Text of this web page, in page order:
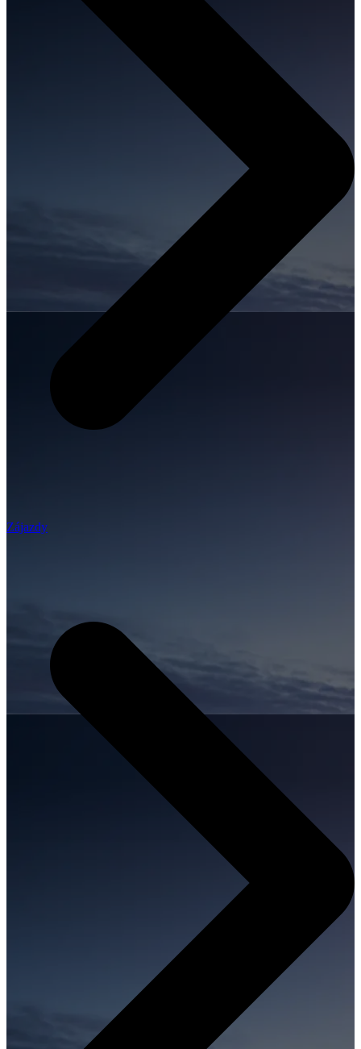
Zájazdy